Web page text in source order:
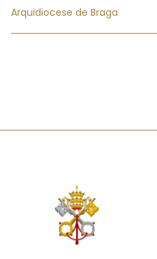
Arquidiocese de Braga